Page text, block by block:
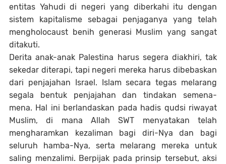
entitas Yahudi di negeri yang diberkahi itu dengan
sistem kapitalisme sebagai penjaganya yang telah
mengholocaust benih generasi Muslim yang sangat
ditakuti.
Derita anak-anak Palestina harus segera diakhiri, tak
sekedar diterapi, tapi negeri mereka harus dibebaskan
dari penjajahan Israel. Islam secara tegas melarang
segala bentuk penjajahan dan tindakan semena-
mena. Hal ini berlandaskan pada hadis qudsi riwayat
Muslim, di mana Allah SWT menyatakan telah
mengharamkan kezaliman bagi diri-Nya dan bagi
seluruh hamba-Nya, serta melarang mereka untuk
saling menzalimi. Berpijak pada prinsip tersebut, aksi